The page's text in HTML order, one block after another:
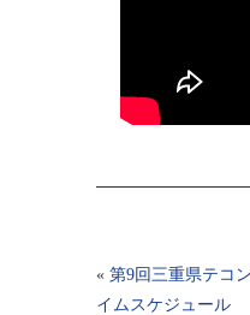
« 第9回三重県テコ
イムスケジュール